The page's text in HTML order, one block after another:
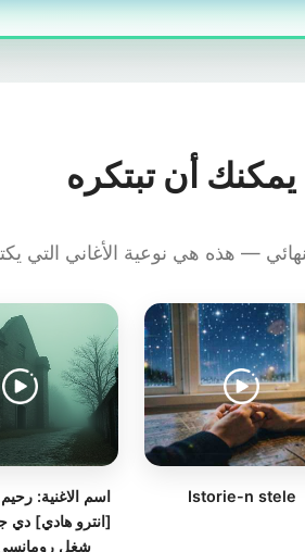
أن تبتكره
[انترو هادي] دي
شغل
Istorie-n stele